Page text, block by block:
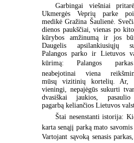
Garbingai viešniai
Ukmergės Veprių parke
medikė Gražina Šaulienė.
dienos paukščiai, vienas po
kūrybos amžinumą ir jos
Daugelis apsilankiusiųjų
Palangos parko ir Lietuvos
kūrimą: Palangos
neabejotinai viena
mūsų vizitinių kortelių. Ar,
vieningi, nepajėgūs sukurti
dvasiškai jaukios,
pagarbą keliančios Lietuvos
Štai nesenstanti istorija:
karta senąjį parką mato
Vartojant sąvoką senasis